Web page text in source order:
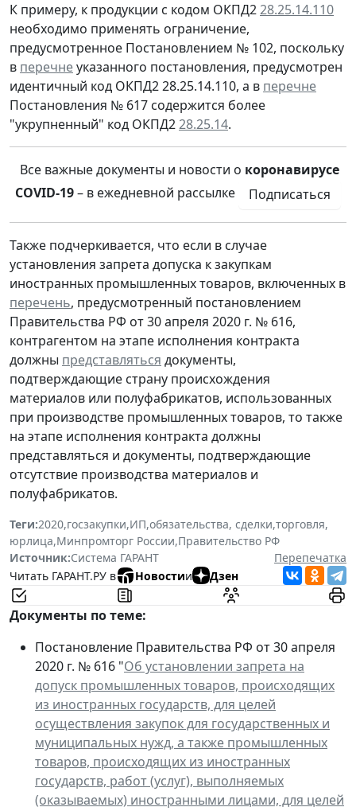
К примеру, к продукции с кодом ОКПД228.25.14.110
необходимо применять ограничение,
предусмотренное Постановлением № 102, поскольку
в перечнеуказанного постановления, предусмотрен
идентичный код ОКПД2 28.25.14.110, а в перечне
Постановления № 617 содержится более
"укрупненный" код ОКПД228.25.14.
Все важные документы и новости о коронавирусе
COVID-19– в ежедневной рассылке Подписаться
Также подчеркивается, что если в случае
установления запрета допуска к закупкам
иностранных промышленных товаров, включенных в
перечень, предусмотренный постановлением
Правительства РФ от 30 апреля 2020 г. № 616,
контрагентом на этапе исполнения контракта
должны представляться документы,
подтверждающие страну происхождения
материалов или полуфабрикатов, использованных
при производстве промышленных товаров, то также
на этапе исполнения контракта должны
представляться и документы, подтверждающие
отсутствие производства материалов и
полуфабрикатов.
Теги:2020,госзакупки,ИП,обязательства, сделки,торговля,
юрлица,Минпромторг России,Правительство РФ
Источник:Система ГАРАНТ
Перепечатка
Читать ГАРАНТ.РУ в
Новостии Дзен
Документы по теме:
Постановление Правительства РФ от 30 апреля
2020 г. № 616 "Об установлении запрета на
допуск промышленных товаров, происходящих
из иностранных государств, для целей
осуществления закупок для государственных и
муниципальных нужд, а также промышленных
товаров, происходящих из иностранных
государств, работ (услуг), выполняемых
(оказываемых) иностранными лицами, для целей